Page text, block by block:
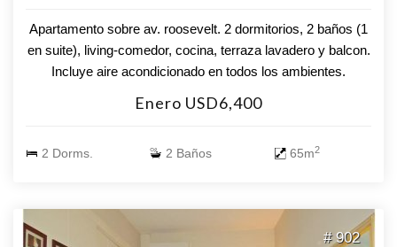
Apartamento sobre av. roosevelt. 2 dormitorios, 2 baños (1
en suite), living-comedor, cocina, terraza lavadero y balcon.
Incluye aire acondicionado en todos los ambientes.
piscina, jacuzzi, barbacoas, gimnasio, recepcion 24 hs.
Enero USD6,400
2 Dorms. 2 Baños 65m2
# 902